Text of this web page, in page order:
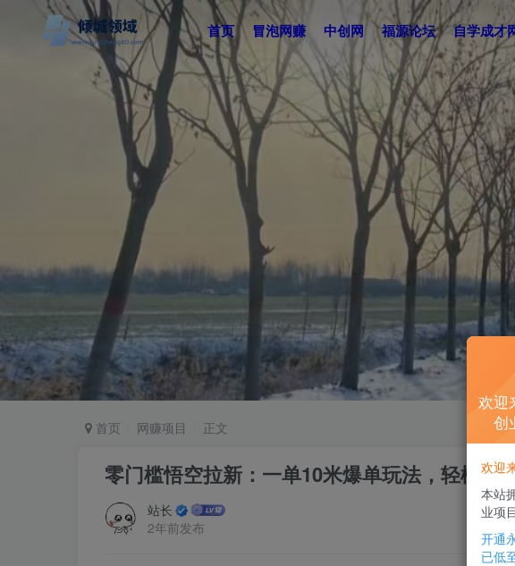
首页 冒泡网赚 中创网 福源论坛 自学成才
首页 网赚项目 正文
零门槛悟空拉新：一单10米爆单玩法，轻松日
站长
2年前发布
欢迎
创
欢迎
本站
业项
开通
已低